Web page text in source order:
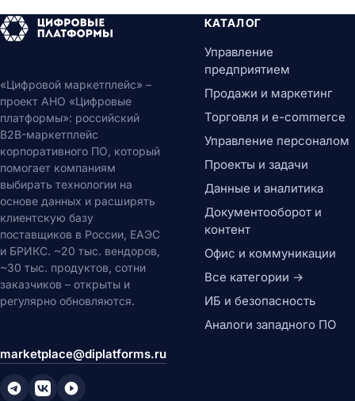
«Цифровой маркетплейс» –
проект АНО «Цифровые
платформы»: российский
B2B-маркетплейс
корпоративного ПО, который
помогает компаниям
выбирать технологии на
основе данных и расширять
клиентскую базу
поставщиков в России, ЕАЭС
и БРИКС. ~20 тыс. вендоров,
~30 тыс. продуктов, сотни
заказчиков – открыты и
регулярно обновляются.
marketplace@diplatforms.ru
КАТАЛОГ
Управление
предприятием
Продажи и маркетинг
Торговля и e-commerce
Управление персоналом
Проекты и задачи
Данные и аналитика
Документооборот и
контент
Офис и коммуникации
Все категории →
ИБ и безопасность
Аналоги западного ПО